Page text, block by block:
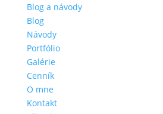
Blog a návody
Blog
Návody
Portfólio
Galérie
Cenník
O mne
Kontakt